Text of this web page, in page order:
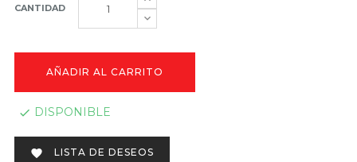
CANTIDAD
AÑADIR AL CARRITO
 DISPONIBLE
 LISTA DE DESEOS